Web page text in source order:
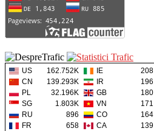
US 162.752K IE 208
CN
139.293K IR 196
PL
32.196K GB 180
SG
1.803K VN 171
RU
896 CO 164
FR
658 CA 139